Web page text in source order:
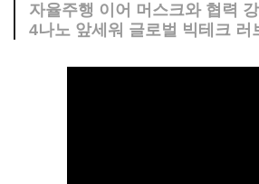
자율주행 이어 머스크와 협력
4나노 앞세워 글로벌 빅테크 러